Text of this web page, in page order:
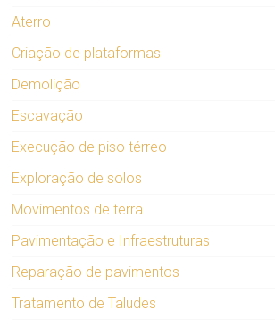
Aterro
Criação de plataformas
Demolição
Escavação
Execução de piso térreo
Exploração de solos
Movimentos de terra
Pavimentação e Infraestruturas
Reparação de pavimentos
Tratamento de Taludes